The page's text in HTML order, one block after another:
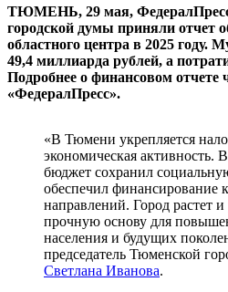
ТЮМЕНЬ, 29 мая,
городской думы приняли отчет
областного центра в 2025 году.
49,4 миллиарда рублей, а
Подробнее о финансовом отчете
«ФедералПресс».
«В Тюмени укрепляется
экономическая активность.
бюджет сохранил
обеспечил финансирование
направлений. Город растет и
прочную основу для
населения и будущих
председатель Тюменской
Светлана Иванова.